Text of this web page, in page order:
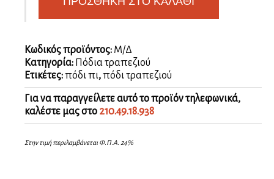
Τετράγωνο
Λευκό
Κωδικός προϊόντος: Μ/Δ
Κατηγορία: Πόδια τραπεζιού
Ετικέτες:πόδι πι,πόδι τραπεζιού
Για να παραγγείλετε αυτό το προϊόν τηλεφωνικά,
καλέστε μας στο 210.49.18.938
Στην τιμή περιλαμβάνεται Φ.Π.Α. 24%